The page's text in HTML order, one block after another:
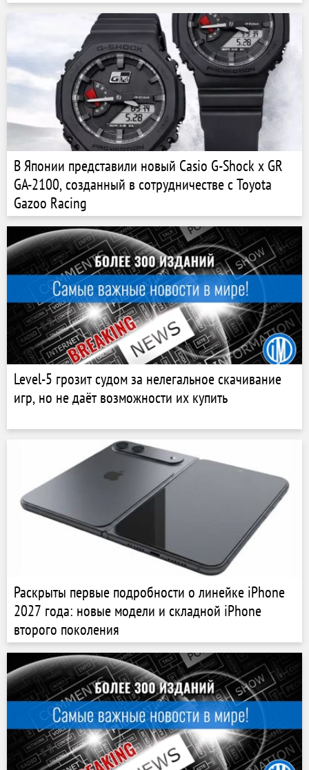
В Японии представили новый Casio G-Shock x GR
GA-2100, созданный в сотрудничестве с Toyota
Gazoo Racing
Level-5 грозит судом за нелегальное скачивание
игр, но не даёт возможности их купить
Раскрыты первые подробности о линейке iPhone
2027 года: новые модели и складной iPhone
второго поколения